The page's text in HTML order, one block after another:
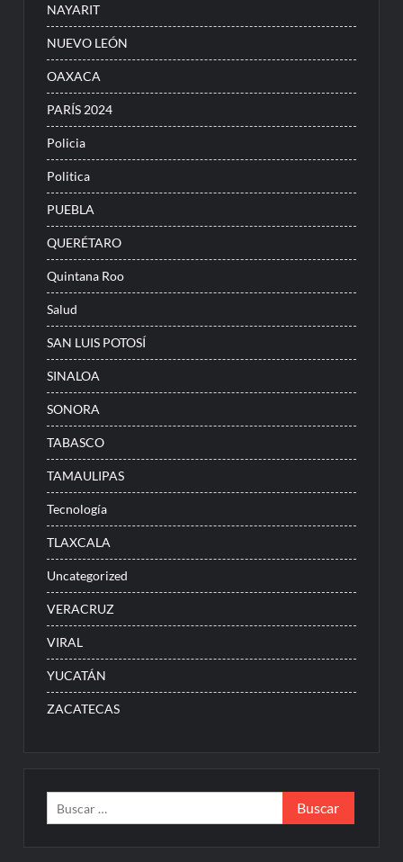
NAYARIT
NUEVO LEÓN
OAXACA
PARÍS 2024
Policia
Politica
PUEBLA
QUERÉTARO
Quintana Roo
Salud
SAN LUIS POTOSÍ
SINALOA
SONORA
TABASCO
TAMAULIPAS
Tecnología
TLAXCALA
Uncategorized
VERACRUZ
VIRAL
YUCATÁN
ZACATECAS
Buscar: